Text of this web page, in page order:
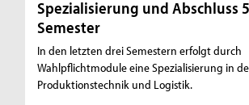
Spezialisierung und Abschluss
Semester
In den letzten drei Semestern erfolgt durch
Wahlpflichtmodule eine Spezialisierung in
Produktionstechnik und Logistik.